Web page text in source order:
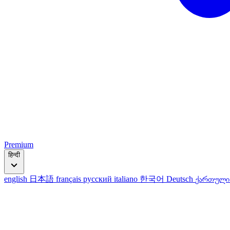
Premium
हिन्दी
english 日本語 français русский italiano 한국어 Deutsch ქართული